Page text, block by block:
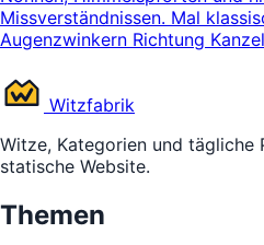
Missverständnissen. Mal
Augenzwinkern Richtung
Witzfabrik
Witze, Kategorien und tägliche
statische Website.
Themen